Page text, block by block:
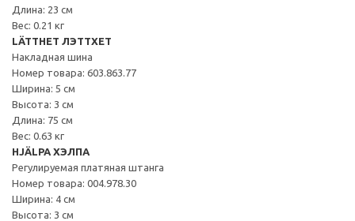
Длина: 23 см
Вес: 0.21 кг
LÄTTHET ЛЭТТХЕТ
Накладная шина
Номер товара: 603.863.77
Ширина: 5 см
Высота: 3 см
Длина: 75 см
Вес: 0.63 кг
HJÄLPA ХЭЛПА
Регулируемая платяная штанга
Номер товара: 004.978.30
Ширина: 4 см
Высота: 3 см